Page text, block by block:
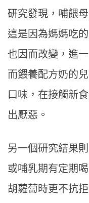
研究發現，哺餵
這是因為媽媽吃
也因而改變，進
而餵養配方奶的
口味，在接觸新
出厭惡。
另一個研究結果
或哺乳期有定期
胡蘿蔔時更不抗